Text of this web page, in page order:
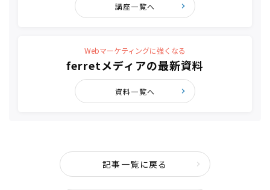
講座一覧へ
Webマーケティングに強くなる
ferretメディアの最新資料
資料一覧へ
記事一覧に戻る